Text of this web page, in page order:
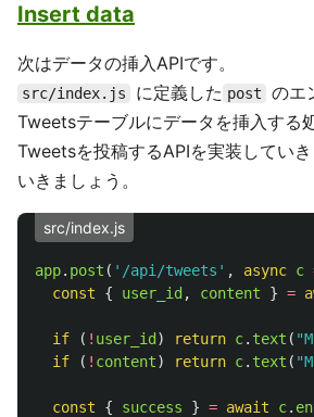
Insert data
次はデータの挿入APIです。
src/index.js に定義した post
のエ
Tweetsテーブルにデータを挿入する
Tweetsを投稿するAPIを実装してい
いきましょう。
src/index.js
app. post ( ' /api/tweets ' , async c
const
{ user_id , content } =
if ( ! user_id ) return c. text ( "
if
( ! content) return c. text ( "
const { success } = await c.